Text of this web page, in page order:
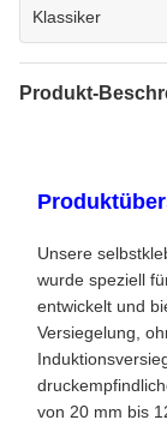
Klassiker
Produkt-
Unsere
wurde speziell
entwickelt und
Versiegelung,
von 20 mm bis